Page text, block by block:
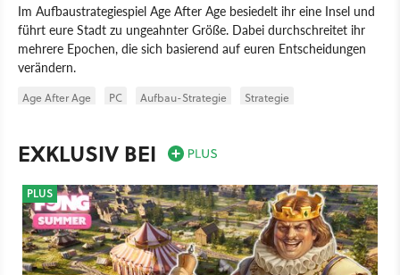
Im Aufbaustrategiespiel Age After Age besiedelt ihr eine Insel und
führt eure Stadt zu ungeahnter Größe. Dabei durchschreitet ihr
mehrere Epochen, die sich basierend auf euren Entscheidungen
verändern.
Age After Age PC Aufbau-Strategie
Strategie
EXKLUSIV BEI
PLUS